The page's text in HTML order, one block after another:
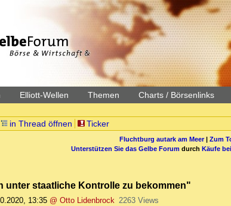
Elliott-Wellen Themen Charts / Börsenlinks
in Thread öffnen Ticker
Fluchtburg autark am Meer| Zum
Unterstützen Sie das Gelbe Forum durch Käufe
unter staatliche Kontrolle zu bekommen"
13:35 @ Otto Lidenbrock 2263 Views